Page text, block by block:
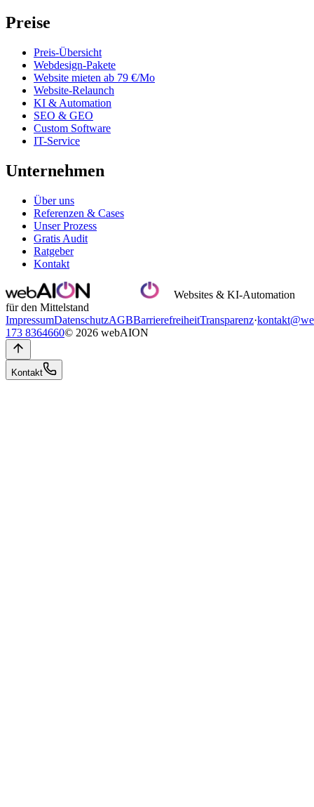
Preise
Preis-Übersicht
Webdesign-Pakete
Website mieten ab 79 €/Mo
Website-Relaunch
KI & Automation
SEO & GEO
Custom Software
IT-Service
Unternehmen
Über uns
Referenzen & Cases
Unser Prozess
Gratis Audit
Ratgeber
Kontakt
Websites & KI-Automation
für den Mittelstand
ImpressumDatenschutzAGBBarrierefreiheitTransparenz·
173 8364660© 2026 webAION
Kontakt